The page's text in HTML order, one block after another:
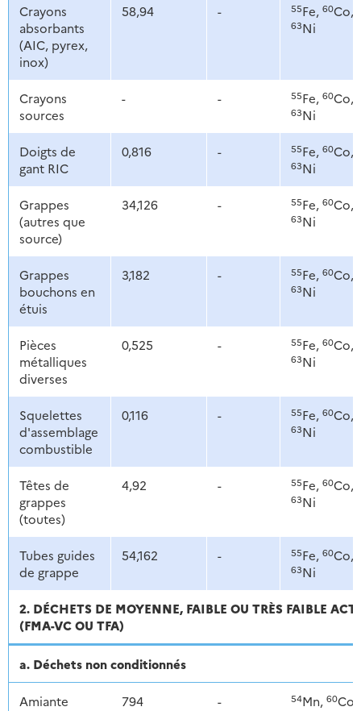
Crayons
absorbants
(AIC, pyrex,
inox)
58,94 - 55Fe, 60Co,
63Ni
Crayons
sources
- - 55Fe, 60Co,
63Ni
Doigts de
gant RIC
0,816 - 55Fe, 60Co,
63Ni
Grappes
(autres que
source)
34,126 - 55Fe, 60Co,
63Ni
Grappes
bouchons en
étuis
3,182 - 55Fe, 60Co,
63Ni
Pièces
métalliques
diverses
0,525 - 55Fe, 60Co,
63Ni
Squelettes
d'assemblage
combustible
0,116 - 55Fe, 60Co,
63Ni
Têtes de
grappes
(toutes)
4,92 - 55Fe, 60Co,
63Ni
Tubes guides
de grappe
54,162 - 55Fe, 60Co,
63Ni
2. DÉCHETS DE MOYENNE, FAIBLE OU TRÈS FAIBLE
(FMA-VC OU TFA)
a. Déchets non conditionnés
Amiante 794 - 54Mn, 60Co,